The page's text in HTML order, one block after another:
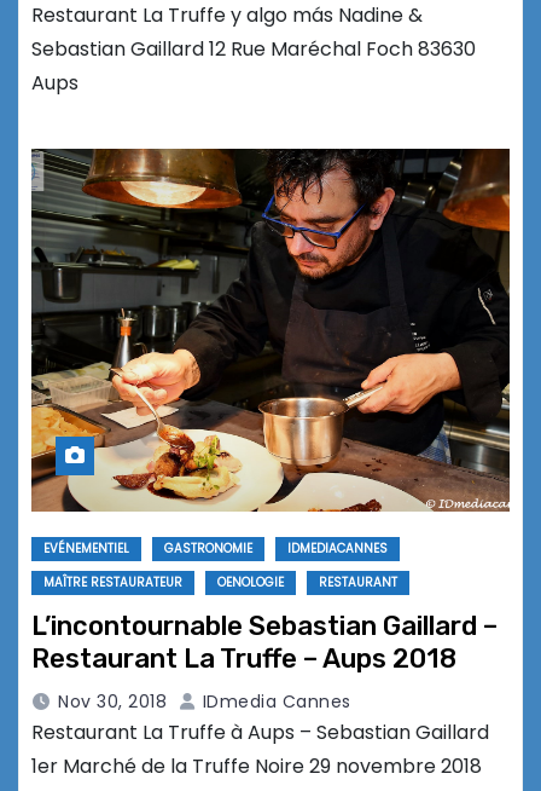
Restaurant La Truffe y algo más Nadine &
Sebastian Gaillard 12 Rue Maréchal Foch 83630
Aups
EVÉNEMENTIEL GASTRONOMIE
IDMEDIACANNES
MAÎTRE RESTAURATEUR
OENOLOGIE RESTAURANT
L’incontournable Sebastian Gaillard –
Restaurant La Truffe – Aups 2018
Nov 30, 2018 IDmedia Cannes
Restaurant La Truffe à Aups – Sebastian Gaillard
1er Marché de la Truffe Noire 29 novembre 2018